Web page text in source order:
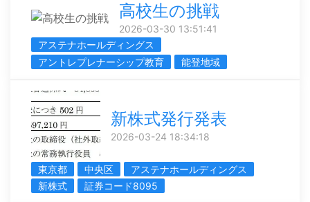
高校生の挑戦
2026-03-30 13:51:41
アステナホールディングス
アントレプレナーシップ教育
能登地域
新株式発行発表
2026-03-24 18:34:18
東京都 中央区
アステナホールディングス
新株式
証券コード8095